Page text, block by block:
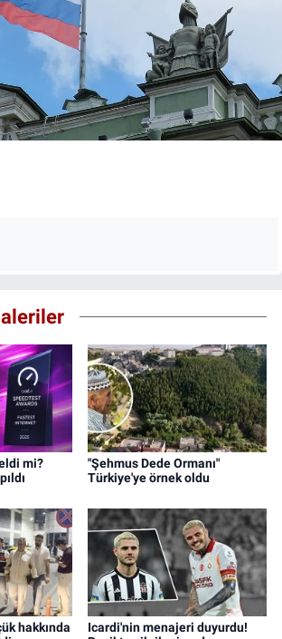
mi?
"Şehmus Dede Ormanı"
Türkiye'ye örnek oldu
hakkında
Icardi'nin menajeri duyurdu!